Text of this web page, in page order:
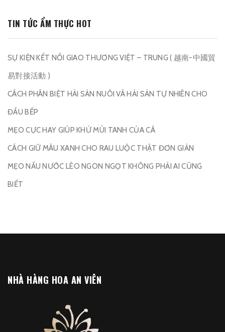
TIN TỨC ẨM THỰC HOT
SỰ KIỆN KẾT NỐI GIAO THƯƠNG VIỆT – TRUNG ( 越南-中國貿
易對接活動 )
CÁCH PHÂN BIỆT HẢI SẢN NUÔI VÀ HẢI SẢN TỰ NHIÊN CHO
ĐẦU BẾP
MẸO CỰC HAY GIÚP KHỬ MÙI TANH CỦA CÁ
CÁCH GIỮ MÀU XANH CHO RAU LUỘC THẬT ĐƠN GIẢN
MẸO NẤU NƯỚC LÈO NGON NGỌT KHÔNG PHẢI AI CŨNG
BIẾT
NHÀ HÀNG HOA AN VIÊN